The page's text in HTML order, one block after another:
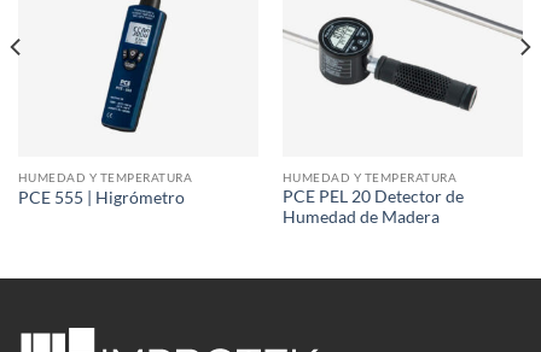
HUMEDAD Y TEMPERATURA
PCE 555 | Higrómetro
HUMEDAD Y TEMPERATURA
PCE PEL 20 Detector de
Humedad de Madera